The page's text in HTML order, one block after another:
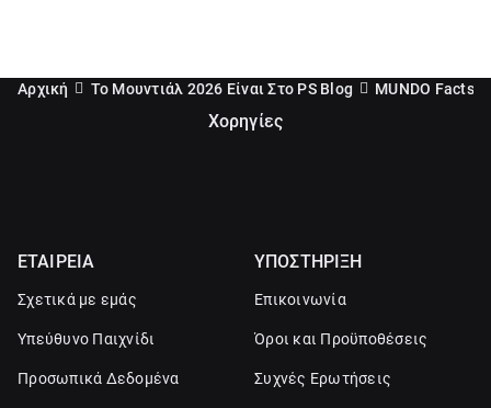
Αρχική Το Μουντιάλ 2026 Είναι Στο PS Blog MUNDO Facts
Χορηγίες
ΕΤΑΙΡΕΙΑ
Σχετικά με εμάς
Υπεύθυνο Παιχνίδι
Προσωπικά Δεδομένα
ΥΠΟΣΤΗΡΙΞΗ
Επικοινωνία
Όροι και Προϋποθέσεις
Συχνές Ερωτήσεις